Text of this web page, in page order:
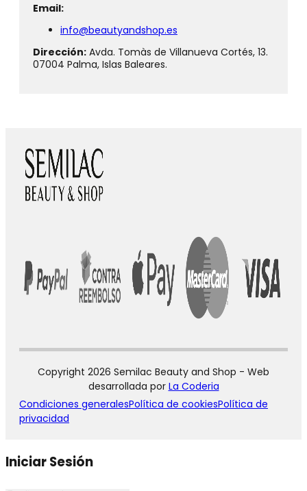
Email:
info@beautyandshop.es
Dirección: Avda. Tomàs de Villanueva Cortés, 13.
07004 Palma, Islas Baleares.
Copyright 2026 Semilac Beauty and Shop - Web
desarrollada por La Coderia
Condiciones generalesPolítica de cookiesPolítica de
privacidad
Iniciar Sesión